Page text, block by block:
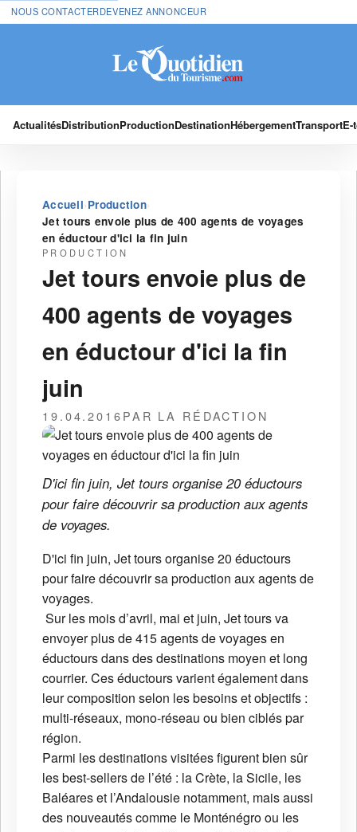
NOUS CONTACTERDEVENEZ ANNONCEUR
ActualitésDistributionProductionDestinationHébergementTransport
Accueil›Production›
Jet tours envoie plus de 400 agents de voyages
en éductour d'ici la fin juin
PRODUCTION
Jet tours envoie plus de
400 agents de voyages
en éductour d'ici la fin
juin
19.04.2016PAR LA RÉDACTION
D'ici fin juin, Jet tours organise 20 éductours
pour faire découvrir sa production aux agents
de voyages.
D'ici fin juin, Jet tours organise 20 éductours
pour faire découvrir sa production aux agents de
voyages.
Sur les mois d’avril, mai et juin, Jet tours va
envoyer plus de 415 agents de voyages en
éductours dans des destinations moyen et long
courrier. Ces éductours varient également dans
leur composition selon les besoins et objectifs :
multi-réseaux, mono-réseau ou bien ciblés par
région.
Parmi les destinations visitées figurent bien sûr
les best-sellers de l’été : la Crète, la Sicile, les
Baléares et l’Andalousie notamment, mais aussi
des nouveautés comme le Monténégro ou les